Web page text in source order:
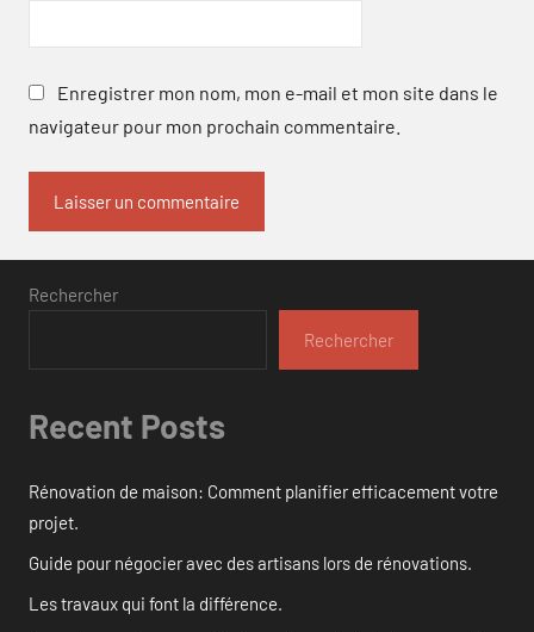
Enregistrer mon nom, mon e-mail et mon site dans le
navigateur pour mon prochain commentaire.
Rechercher
Rechercher
Recent Posts
Rénovation de maison: Comment planifier efficacement votre
projet.
Guide pour négocier avec des artisans lors de rénovations.
Les travaux qui font la différence.